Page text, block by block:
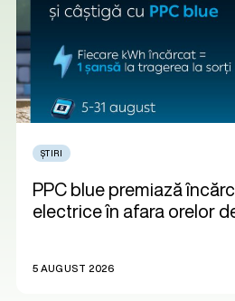
ȘTIRI
PPC blue premiază
electrice în afara orelor
5 AUGUST 2026